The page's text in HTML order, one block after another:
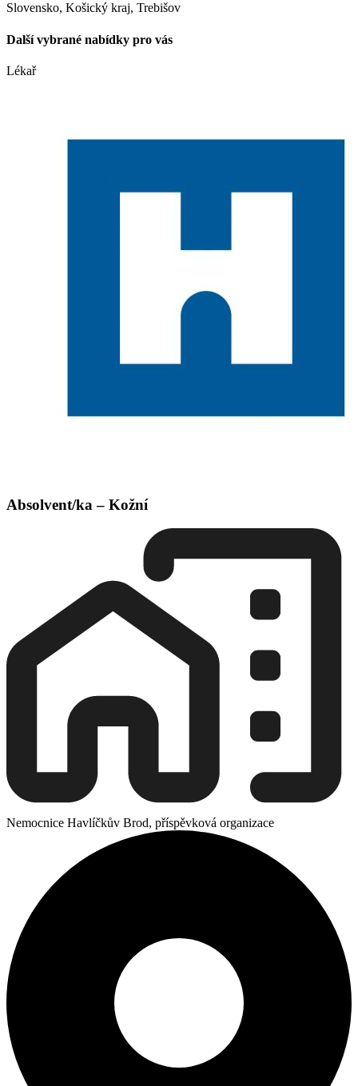
Slovensko, Košický kraj, Trebišov
Další vybrané nabídky pro vás
Lékař
Absolvent/ka – Kožní
Nemocnice Havlíčkův Brod, příspěvková organizace